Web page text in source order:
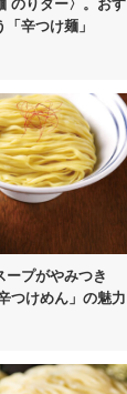
のりダー〉。 おす
「辛つけ麺」
ープがやみつき
辛つけめん」の魅力